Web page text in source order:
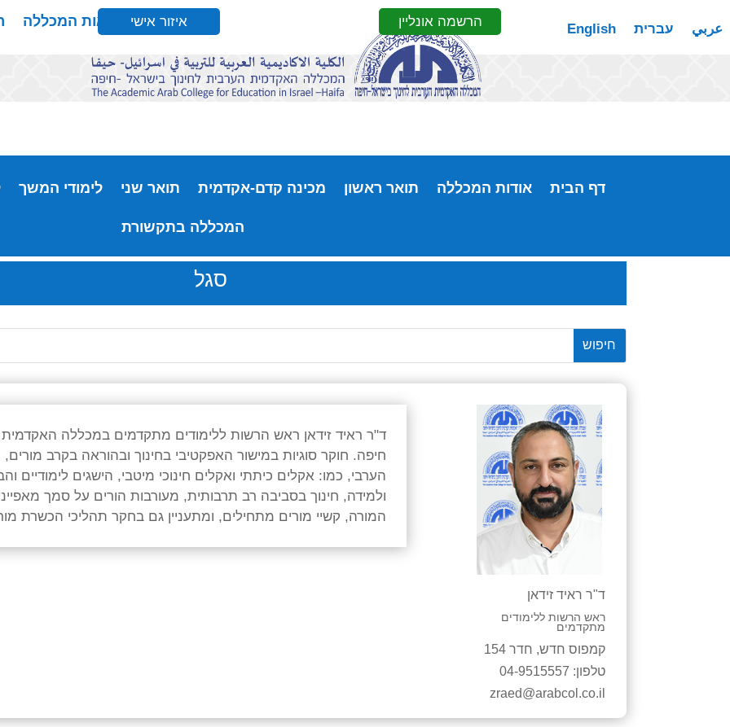
נשיאות המכללה איזור אישי הרשמה אונליין عربي עברית English
דף הבית אודות המכללה תואר ראשון מכינה קדם-אקדמית תואר שני לימודי המשך
המכללה בתקשורת
סגל
ד"ר ראיד זידאן ראש הרשות ללימודים מתקדמים במכללה האקדמית
חיפה. חוקר סוגיות במישור האפקטיבי בחינוך ובהוראה בקרב מורים,
הערבי, כמו: אקלים כיתתי ואקלים חינוכי מיטבי, הישגים לימודיים
ולמידה, חינוך בסביבה רב תרבותית, מעורבות הורים על סמך
המורה, קשיי מורים מתחילים, ומתעניין גם בחקר תהליכי הכשרת
ד"ר ראיד זידאן
ראש הרשות ללימודים
מתקדמים
קמפוס חדש, חדר154
טלפון: 04-9515557
zraed@arabcol.co.il